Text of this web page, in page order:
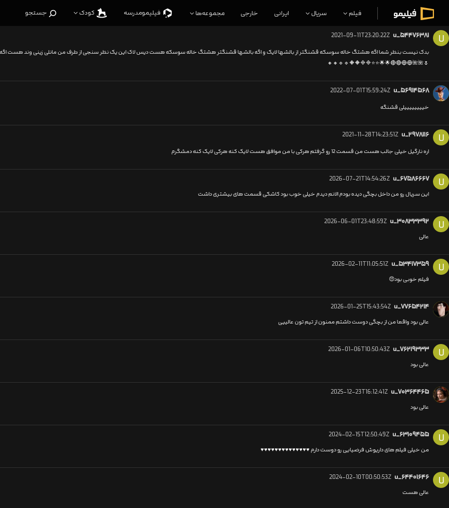
فیلم سریال ایرانی خارجی مجموعه‌ها فیلیمو‌مدرسه کودک جستجو
U u_۵۴۴۷۶۳۸۱ 2021-09-11T23:20:22Z
بدک نیست بنظر شما اگه هشتگ خاله سوسکه قشنگتر از بالشها لایک و اگه بالشها قشنگتر هشتگ خاله سوسکه هست دیس لاک این یک نظر سنجی از طرف من مانلی زینی وند هست اگه
🌷🌺🌺🔵🔵🔴🔴🌟🌟⭐⭐🔷🔷🔶🔶🔹🔹🔸🔸
u_۵۶۹۱۴۵۶۸ 2022-07-01T15:59:24Z
خییییییییلی قشنگه
U u_۲۹۷۸۱۱۶ 2021-11-28T14:23:51Z
اره نارگیل خیلی جالب هست من قسمت 12 رو گرفتم هرکی با من موافق هست لایک کنه هرکی لایک کنه دمشگرم
U u_۶۷۵۸۶۶۶۷ 2026-07-21T14:54:26Z
این سریال رو من داخل بچگی دیده بودم الانم دیدم خیلی خوب بود کاشکی قسمت های بیشتری داشت
U u_۳۰۸۳۳۳۹۲ 2026-06-01T23:48:59Z
عالی
U u_۵۳۴۱۷۳۵۹ 2026-02-11T11:05:51Z
فیلم خوبی بود😍
u_۷۷۶۵۴۲۱۴ 2026-01-25T15:43:54Z
عالی بود واقعا من از بچگی دوست داشتم ممنون از تیم تون عالییی
U u_۷۶۲۱۹۳۳۳ 2026-01-06T10:50:43Z
عالی بود
u_۷۰۳۶۴۴۶۵ 2025-12-23T16:12:41Z
عالی بود
U u_۶۳۱۰۹۴۵۵ 2024-02-15T12:50:49Z
من خیلی فیلم های داریوش فرضیایی رو دوست دارم ♥️♥️♥️♥️♥️♥️♥️♥️♥️♥️♥️♥️♥️♥️
U u_۶۴۴۰۱۶۴۶ 2024-02-10T00:50:53Z
عالی هست